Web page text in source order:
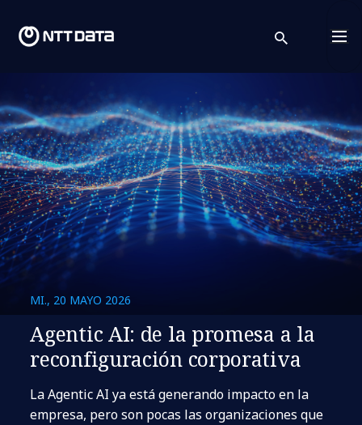
search
MI., 20 MAYO 2026
Agentic AI: de la promesa a la
reconfiguración corporativa
La Agentic AI ya está generando impacto en la
empresa, pero son pocas las organizaciones que